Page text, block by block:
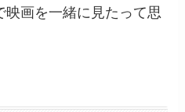
映画を一緒に見たって思